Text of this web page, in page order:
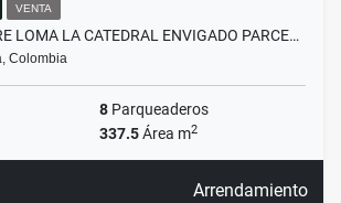
VENTA
LOMA LA CATEDRAL ENVIGADO PARCE…
Colombia
8 Parqueaderos
337.5Área m2
Arrendamiento